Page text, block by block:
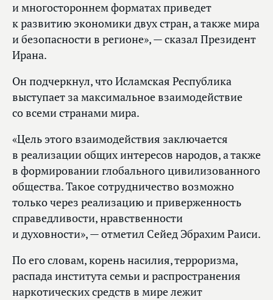
и многостороннем форматах приведет
к развитию экономики двух стран, а также мира
и безопасности в регионе», — сказал Президент
Ирана.
Он подчеркнул, что Исламская Республика
выступает за максимальное взаимодействие
со всеми странами мира.
«Цель этого взаимодействия заключается
в реализации общих интересов народов, а также
в формировании глобального цивилизованного
общества. Такое сотрудничество возможно
только через реализацию и приверженность
справедливости, нравственности
и духовности», — отметил Сейед Эбрахим Раиси.
По его словам, корень насилия, терроризма,
распада института семьи и распространения
наркотических средств в мире лежит